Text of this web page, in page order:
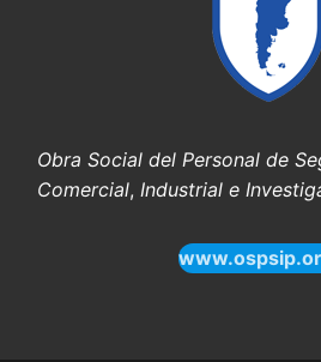
Obra Social del Personal de
Comercial, Industrial e